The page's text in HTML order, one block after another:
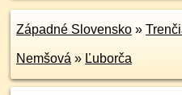
Západné Slovensko »
Nemšová » Ľuborča